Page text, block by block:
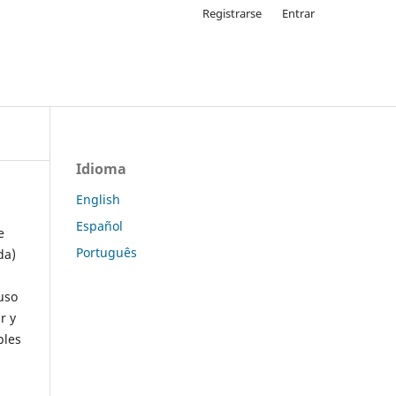
Registrarse Entrar
y
Idioma
English
Español
Português